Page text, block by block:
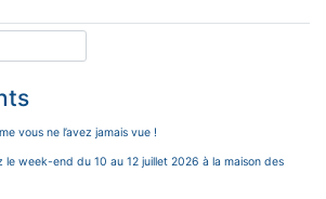
vous ne l’avez jamais vue !
le week-end du 10 au 12 juillet 2026 à la maison des